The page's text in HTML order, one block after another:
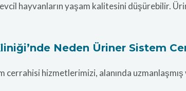
hayvanların yaşam kalitesini düşürebilir.
Neden Üriner Sistem
cerrahisi hizmetlerimizi, alanında